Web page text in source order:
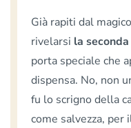
Già rapiti dal
rivelarsi la
porta speciale che
dispensa. No, non
fu lo scrigno della
come salvezza,